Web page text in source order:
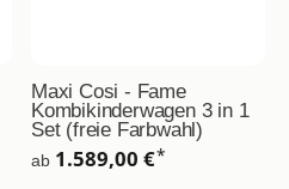
Maxi Cosi - Fame
Kombikinderwagen 3 in 1
Set (freie Farbwahl)
ab 1.589,00 €*